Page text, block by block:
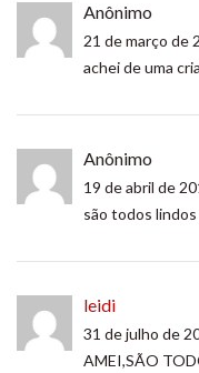
Anônimo
21 de março de
achei de uma
Anônimo
19 de abril de
são todos lindos
leidi
31 de julho de
AMEI,SÃO